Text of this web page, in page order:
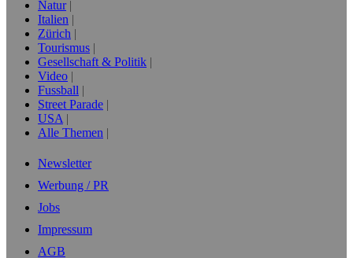
Natur
Italien
Zürich
Tourismus
Gesellschaft & Politik
Video
Fussball
Street Parade
USA
Alle Themen
Newsletter
Werbung / PR
Jobs
Impressum
AGB